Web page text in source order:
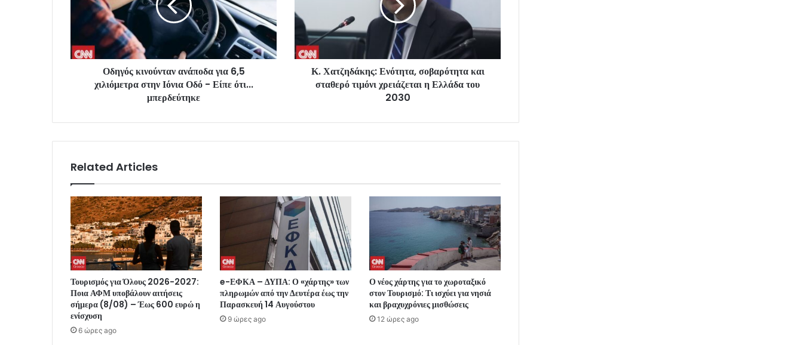
Οδηγός κινούνταν ανάποδα για 6,5
χιλιόμετρα στην Ιόνια Οδό - Είπε ότι...
μπερδεύτηκε
Κ. Χατζηδάκης: Ενότητα, σοβαρότητα και
σταθερό τιμόνι χρειάζεται η Ελλάδα του
2030
Related Articles
Τουρισμός για Όλους 2026-2027:
Ποια ΑΦΜ υποβάλουν αιτήσεις
σήμερα (8/08) – Έως 600 ευρώ η
ενίσχυση
6 ώρες ago
e-ΕΦΚΑ – ΔΥΠΑ: Ο «χάρτης» των
πληρωμών από την Δευτέρα έως την
Παρασκευή 14 Αυγούστου
9 ώρες ago
Ο νέος χάρτης για το χωροταξικό
στον Τουρισμό: Τι ισχύει για νησιά
και βραχυχρόνιες μισθώσεις
12 ώρες ago